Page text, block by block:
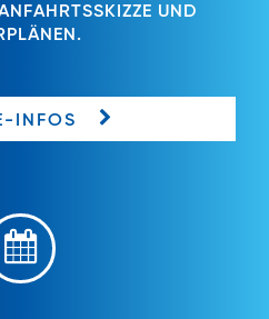
UND
INFOS